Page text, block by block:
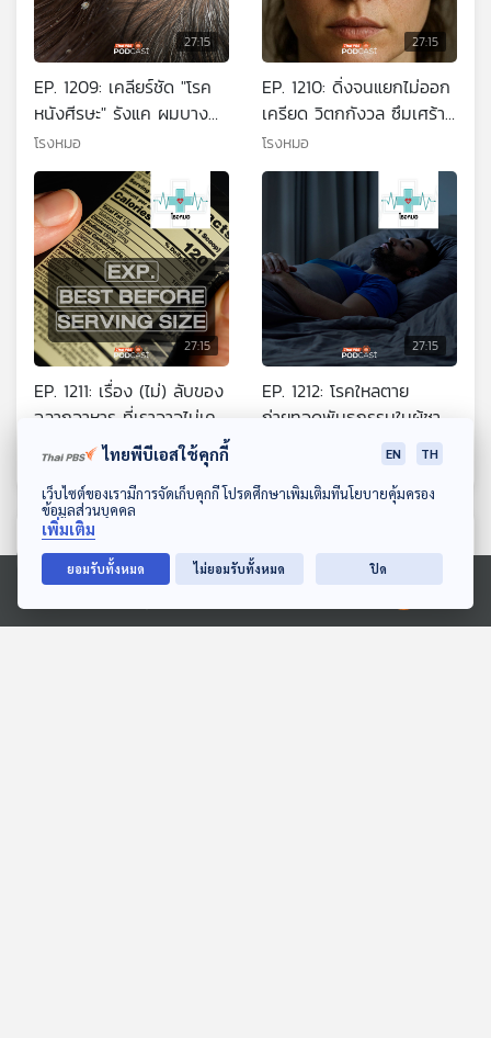
ดาวน์โหลด Thai PBS Podcast Application
Ⓒ 2020 องค์การกระจายเสียงและแพร่ภาพสาธารณะแห่งประเทศไทย
27:15
EP. 1209: เคลียร์ชัด "โรค
หนังศีรษะ" รังแค ผมบาง
หัวล้าน รู้ก่อนป้องกันได้
รักษาทัน
โรงหมอ
27:15
EP. 1210: ดิ่งจนแยกไม่ออก
เครียด วิตกกังวล ซึมเศร้า
หรือแค่เราคิดมากไปเอง?
โรงหมอ
27:15
EP. 1211: เรื่อง (ไม่) ลับของ
ฉลากอาหาร ที่เราอาจไม่เคย
รู้หรือเข้าใจผิด
โรงหมอ
27:15
EP. 1212: โรคใหลตาย
ถ่ายทอดพันธุกรรมในผู้ชาย
เป็นมากกว่าผู้หญิงถึง 8
ตอนที่เกี่ยวข้อง
ไทยพีบีเอสใช้คุกกี้ EN TH
เว็บไซต์ของเรามีการจัดเก็บคุกกี้ โปรดศึกษาเพิ่มเติมที่นโยบายคุ้มครอง
ข้อมูลส่วนบุคคล
เพิ่มเติม
ยอมรับทั้งหมด ไม่ยอมรับทั้งหมด ปิด